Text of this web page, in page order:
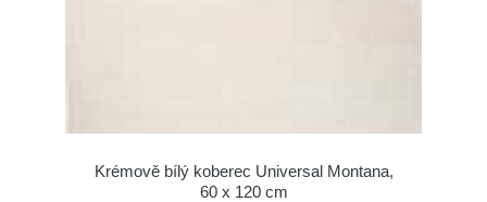
Krémově bílý koberec Universal Montana,
60 x 120 cm